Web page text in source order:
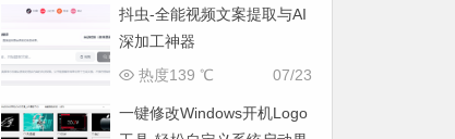
抖虫-全能视频文案提取与AI
深加工神器
07/23
热度139 ℃
一键修改Windows开机Logo